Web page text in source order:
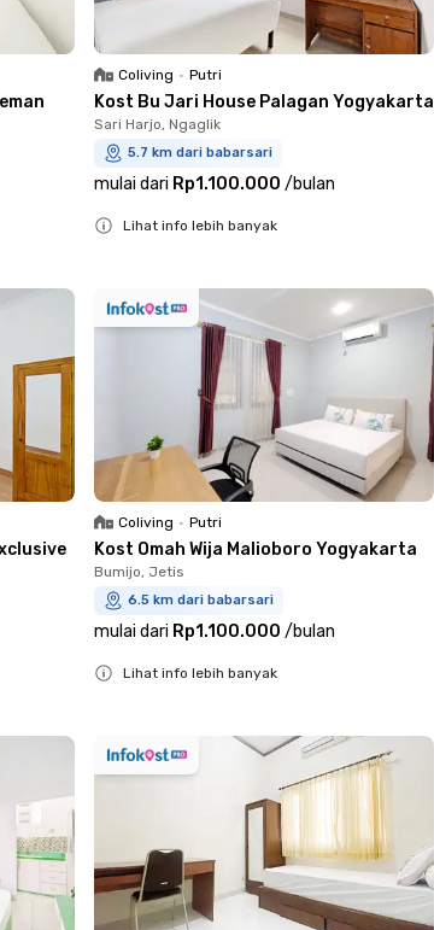
Coliving • Putri
Kost Bu Jari House Palagan Yogyakarta
Sari Harjo, Ngaglik
5.7 km dari babarsari
mulai dari Rp1.100.000 /bulan
Lihat info lebih banyak
Coliving • Putri
Kost Omah Wija Malioboro Yogyakarta
Bumijo, Jetis
6.5 km dari babarsari
mulai dari Rp1.100.000 /bulan
Lihat info lebih banyak